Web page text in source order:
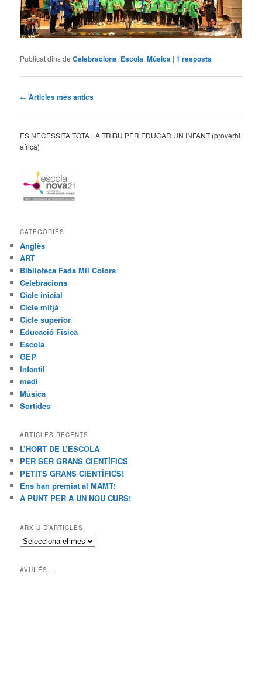
Publicat dins de Celebracions, Escola,Música |1 resposta
Navegació
articles
← Articles més antics
ES NECESSITA TOTA LA TRIBU PER EDUCAR UN INFANT (proverbi
africà)
CATEGORIES
Anglès
ART
Biblioteca Fada Mil Colors
Celebracions
Cicle inicial
Cicle mitjà
Cicle superior
Educació Física
Escola
GEP
Infantil
medi
Música
Sortides
ARTICLES RECENTS
L’HORT DE L’ESCOLA
PER SER GRANS CIENTÍFICS
PETITS GRANS CIENTÍFICS!
Ens han premiat al MAMT!
A PUNT PER A UN NOU CURS!
ARXIU D’ARTICLES
A
IAVUI ÉS…